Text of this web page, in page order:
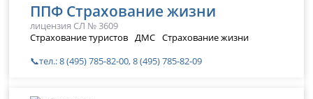
ППФ Страхование жизни
лицензия СЛ № 3609
Страхование туристов ДМС Страхование жизни
📞тел.: 8 (495) 785-82-00, 8 (495) 785-82-09